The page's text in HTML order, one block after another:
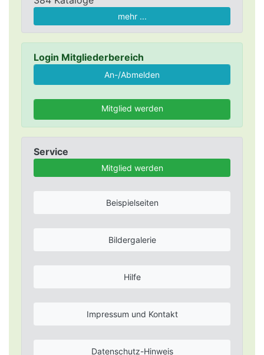
mehr ...
Login Mitgliederbereich
Mitglied werden
Service
Mitglied werden
Beispielseiten
Bildergalerie
Hilfe
Impressum und Kontakt
Datenschutz-Hinweis